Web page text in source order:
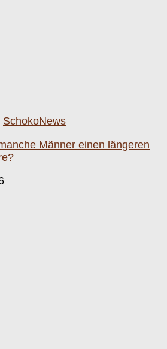
SchokoNews
Männer einen längeren